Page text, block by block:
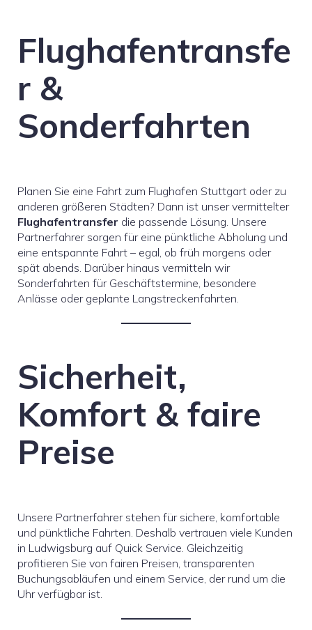
Flughafentransfe
r &
Sonderfahrten
Planen Sie eine Fahrt zum Flughafen Stuttgart oder zu
anderen größeren Städten? Dann ist unser vermittelter
Flughafentransfer die passende Lösung. Unsere
Partnerfahrer sorgen für eine pünktliche Abholung und
eine entspannte Fahrt – egal, ob früh morgens oder
spät abends. Darüber hinaus vermitteln wir
Sonderfahrten für Geschäftstermine, besondere
Anlässe oder geplante Langstreckenfahrten.
Sicherheit,
Komfort & faire
Preise
Unsere Partnerfahrer stehen für sichere, komfortable
und pünktliche Fahrten. Deshalb vertrauen viele Kunden
in Ludwigsburg auf Quick Service. Gleichzeitig
profitieren Sie von fairen Preisen, transparenten
Buchungsabläufen und einem Service, der rund um die
Uhr verfügbar ist.